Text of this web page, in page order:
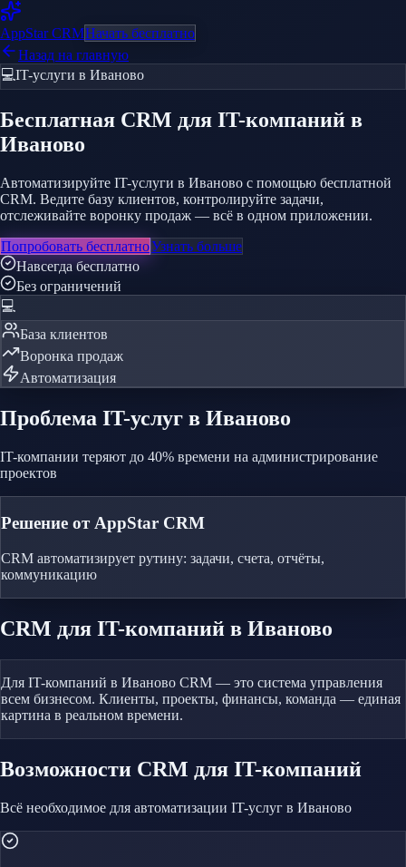
AppStarCRMНачать бесплатно
Назад на главную
💻IT-услуги в Иваново
Бесплатная CRM для IT-компаний в
Иваново
Автоматизируйте IT-услуги в Иваново с помощью бесплатной
CRM. Ведите базу клиентов, контролируйте задачи,
отслеживайте воронку продаж — всё в одном приложении.
Попробовать бесплатноУзнать больше
Навсегда бесплатно
Без ограничений
💻
База клиентов
Воронка продаж
Автоматизация
Проблема IT-услуг в Иваново
IT-компании теряют до 40% времени на администрирование
проектов
Решение от AppStar CRM
CRM автоматизирует рутину: задачи, счета, отчёты,
коммуникацию
CRM для IT-компаний в Иваново
Для IT-компаний в Иваново CRM — это система управления
всем бизнесом. Клиенты, проекты, финансы, команда — единая
картина в реальном времени.
Возможности CRM для IT-компаний
Всё необходимое для автоматизации IT-услуг в Иваново